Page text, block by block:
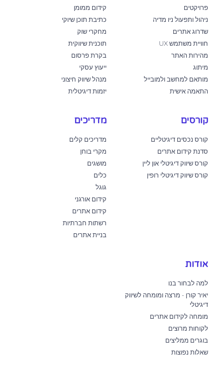
פרויקטים
ניהול ותפעול ניו מדיה
שדרוג אתרים
חוויית משתמש UX
מהירות האתר
מיתוג
מותאם למחשב ולמובייל
התאמה אישית
קידום ממומן
כתיבת תוכן שיוקי
מחקרי שוק
תוכנית שיווקית
בקרת פרסום
ייעוץ עסקי
מנהל שיווק חיצוני
יזמות דיגיטלית
קורסים
קורס נכסים דיגיטליים
סדנת קידום אתרים
קורס שיווק דיגיטלי און ליין
קורס שיווק דיגיטלי רופין
מדריכים
מדריכים קלים
מקרי בוחן
מושגים
כלים
גוגל
קידום אורגני
קידום אתרים
רשתות חברתיות
בניית אתרים
אודות
למה לבחור בנו
יאיר קורן - מרצה ומומחה לשיווק
דיגיטלי
מומחה לקידום אתרים
לקוחות מרוצים
בוגרים ממליצים
שאלות נפוצות